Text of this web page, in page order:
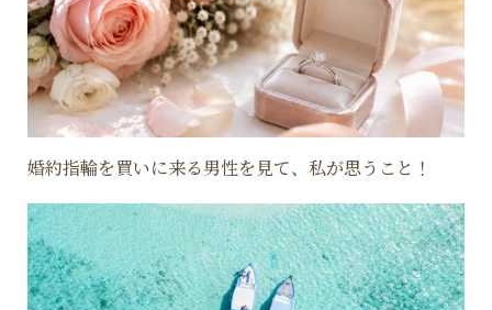
婚約指輪を買いに来る男性を見て、私が思うこと！